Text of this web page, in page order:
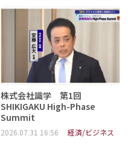
株式会社識学 第1回
SHIKIGAKU High-Phase
Summit
2026.07.31 16:56 経済/ビジネス